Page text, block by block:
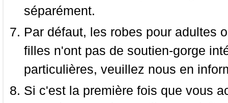
séparément.
Par défaut, les robes pour adultes
filles n'ont pas de soutien-gorge
particulières, veuillez nous en
Si c'est la première fois que vous